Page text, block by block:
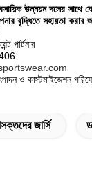
উন্নয়ন দলের
বৃদ্ধিতে সহায়তা
পার্টনার
ও কাস্টমাইজেশন
জার্সি